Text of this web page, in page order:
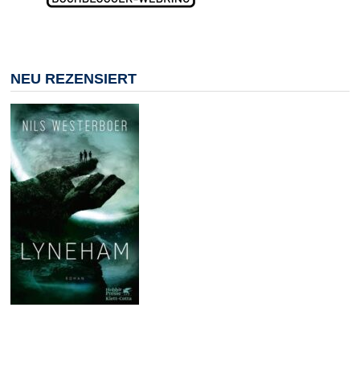
NEU REZENSIERT